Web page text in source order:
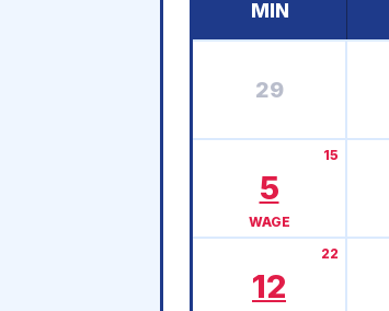
MIN
29
5
15
WAGE
12
22